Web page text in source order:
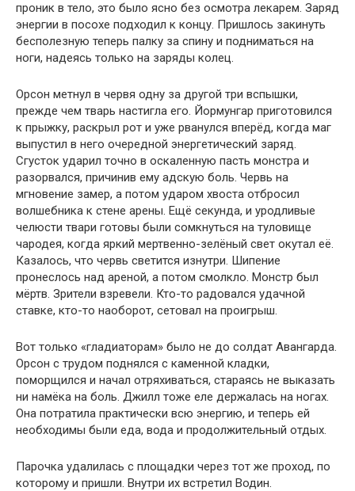
проник в тело, это было ясно без осмотра лекарем. Заряд
энергии в посохе подходил к концу. Пришлось закинуть
бесполезную теперь палку за спину и подниматься на
ноги, надеясь только на заряды колец.
Орсон метнул в червя одну за другой три вспышки,
прежде чем тварь настигла его. Йормунгар приготовился
к прыжку, раскрыл рот и уже рванулся вперёд, когда маг
выпустил в него очередной энергетический заряд.
Сгусток ударил точно в оскаленную пасть монстра и
разорвался, причинив ему адскую боль. Червь на
мгновение замер, а потом ударом хвоста отбросил
волшебника к стене арены. Ещё секунда, и уродливые
челюсти твари готовы были сомкнуться на туловище
чародея, когда яркий мертвенно-зелёный свет окутал её.
Казалось, что червь светится изнутри. Шипение
пронеслось над ареной, а потом смолкло. Монстр был
мёртв. Зрители взревели. Кто-то радовался удачной
ставке, кто-то наоборот, сетовал на проигрыш.
Вот только «гладиаторам» было не до солдат Авангарда.
Орсон с трудом поднялся с каменной кладки,
поморщился и начал отряхиваться, стараясь не выказать
ни намёка на боль. Джилл тоже еле держалась на ногах.
Она потратила практически всю энергию, и теперь ей
необходимы были еда, вода и продолжительный отдых.
Парочка удалилась с площадки через тот же проход, по
которому и пришли. Внутри их встретил Водин.